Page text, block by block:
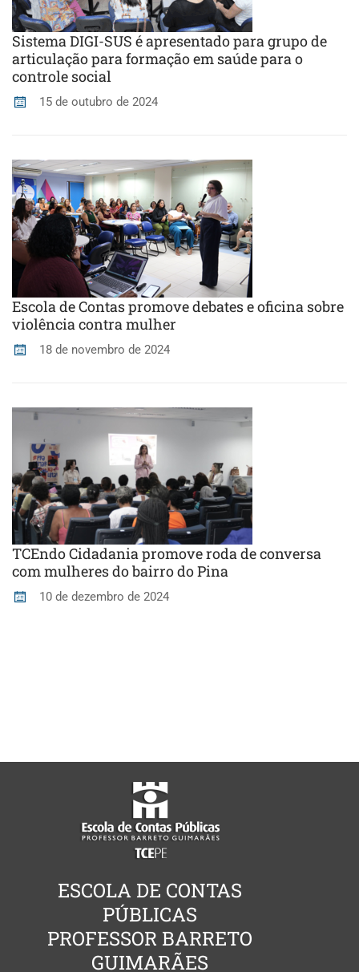
Sistema DIGI-SUS é apresentado para grupo de
articulação para formação em saúde para o
controle social
15 de outubro de 2024
Escola de Contas promove debates e oficina sobre
violência contra mulher
18 de novembro de 2024
TCEndo Cidadania promove roda de conversa
com mulheres do bairro do Pina
10 de dezembro de 2024
ESCOLA DE CONTAS
PÚBLICAS
PROFESSOR BARRETO
GUIMARÃES